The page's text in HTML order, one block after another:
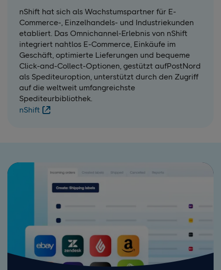
nShift hat sich als Wachstumspartner für E-
Commerce-, Einzelhandels- und Industriekunden
etabliert. Das Omnichannel-Erlebnis von nShift
integriert nahtlos E-Commerce, Einkäufe im
Geschäft, optimierte Lieferungen und bequeme
Click-and-Collect-Optionen, gestützt aufPostNord
als Spediteuroption, unterstützt durch den Zugriff
auf die weltweit umfangreichste
Spediteurbibliothek.
nShift